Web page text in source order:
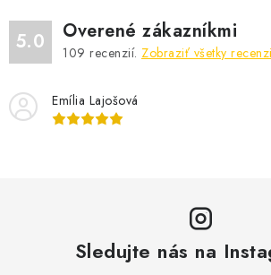
ý
p
i
s
u
5.0 Overené zákazníkmi
109 recenzií. Zobraziť všetky
Emília Lajošová
Sledujte nás na